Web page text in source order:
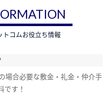
コムお役立ち情報
場合必要な敷金・礼金・仲介手
です！